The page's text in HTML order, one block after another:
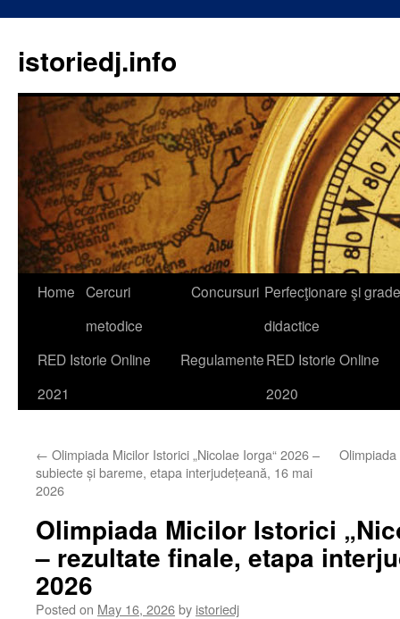
istoriedj.info
Skip
content
Home Cercuri
metodice
Concursuri Perfecţionare şi grade
didactice
RED Istorie Online
2021
RegulamenteRED Istorie Online
2020
← Olimpiada Micilor Istorici „Nicolae Iorga“ 2026 –
subiecte și bareme, etapa interjudețeană, 16 mai
2026
Olimpiada
Olimpiada Micilor Istorici
– rezultate finale, etapa
2026
Posted on May 16, 2026by istoriedj